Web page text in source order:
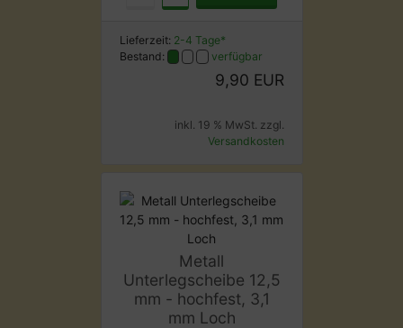
Lieferzeit: 2-4 Tage*
Bestand:
verfügbar
9,90 EUR
inkl. 19 % MwSt. zzgl.
Versandkosten
Metall
Unterlegscheibe 12,5
mm - hochfest, 3,1
mm Loch